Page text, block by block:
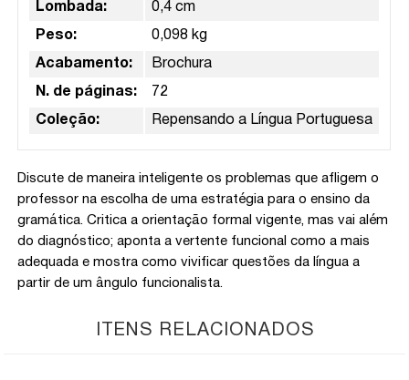
Lombada: 0,4 cm
Peso: 0,098 kg
Acabamento: Brochura
N. de páginas: 72
Coleção: Repensando a Língua Portuguesa
Discute de maneira inteligente os problemas que afligem o
professor na escolha de uma estratégia para o ensino da
gramática. Critica a orientação formal vigente, mas vai além
do diagnóstico; aponta a vertente funcional como a mais
adequada e mostra como vivificar questões da língua a
partir de um ângulo funcionalista.
ITENS RELACIONADOS